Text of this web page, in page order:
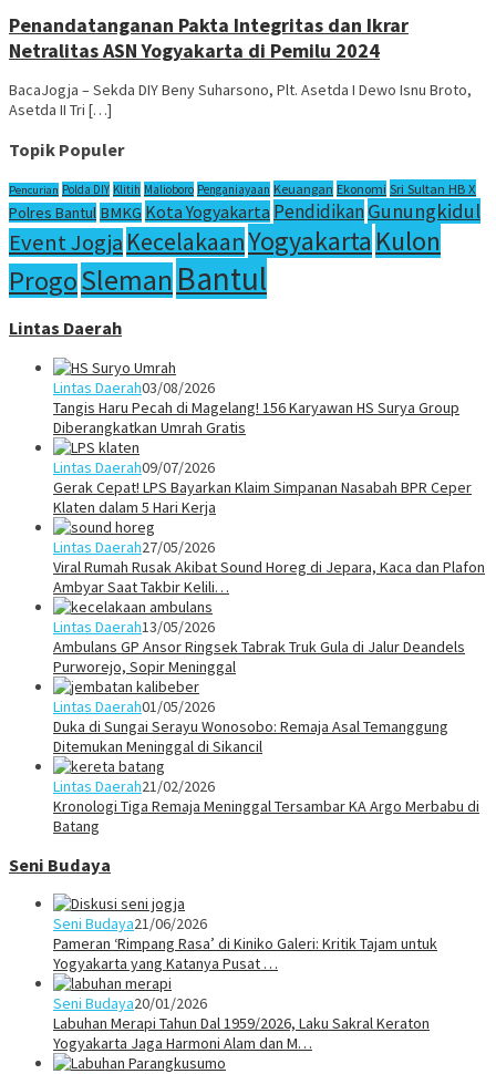
Penandatanganan Pakta Integritas dan Ikrar
Netralitas ASN Yogyakarta di Pemilu 2024
BacaJogja – Sekda DIY Beny Suharsono, Plt. Asetda I Dewo Isnu Broto,
Asetda II Tri […]
Topik Populer
Pencurian Polda DIY Klitih Malioboro Penganiayaan Keuangan Ekonomi Sri Sultan HB X
Polres Bantul BMKG Kota Yogyakarta PendidikanGunungkidul
Event Jogja KecelakaanYogyakarta Kulon
ProgoSleman Bantul
Lintas Daerah
Lintas Daerah03/08/2026
Tangis Haru Pecah di Magelang! 156 Karyawan HS Surya Group
Diberangkatkan Umrah Gratis
Lintas Daerah09/07/2026
Gerak Cepat! LPS Bayarkan Klaim Simpanan Nasabah BPR Ceper
Klaten dalam 5 Hari Kerja
Lintas Daerah27/05/2026
Viral Rumah Rusak Akibat Sound Horeg di Jepara, Kaca dan Plafon
Ambyar Saat Takbir Kelili…
Lintas Daerah13/05/2026
Ambulans GP Ansor Ringsek Tabrak Truk Gula di Jalur Deandels
Purworejo, Sopir Meninggal
Lintas Daerah01/05/2026
Duka di Sungai Serayu Wonosobo: Remaja Asal Temanggung
Ditemukan Meninggal di Sikancil
Lintas Daerah21/02/2026
Kronologi Tiga Remaja Meninggal Tersambar KA Argo Merbabu di
Batang
Seni Budaya
Seni Budaya21/06/2026
Pameran ‘Rimpang Rasa’ di Kiniko Galeri: Kritik Tajam untuk
Yogyakarta yang Katanya Pusat …
Seni Budaya20/01/2026
Labuhan Merapi Tahun Dal 1959/2026, Laku Sakral Keraton
Yogyakarta Jaga Harmoni Alam dan M…